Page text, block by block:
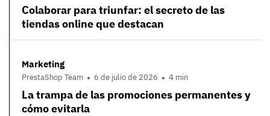
Colaborar para triunfar: el secreto de las
tiendas online que destacan
Marketing
PrestaShop Team 6 de julio de 2026 4 min
La trampa de las promociones permanentes y
cómo evitarla